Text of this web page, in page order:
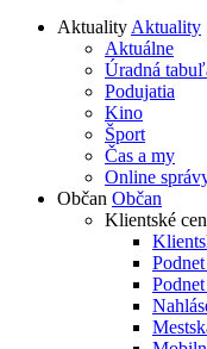
Aktuality Aktuality
Aktuálne
Úradná
Podujatia
Kino
Šport
Čas a my
Online
Občan Občan
Klientské